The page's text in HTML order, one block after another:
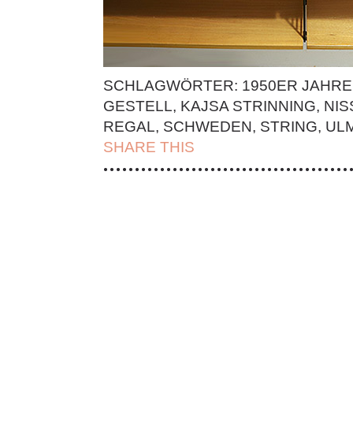
SCHLAGWÖRTER: 1950ER JAHRE
GESTELL, KAJSA STRINNING,
REGAL, SCHWEDEN, STRING,
SHARE THIS